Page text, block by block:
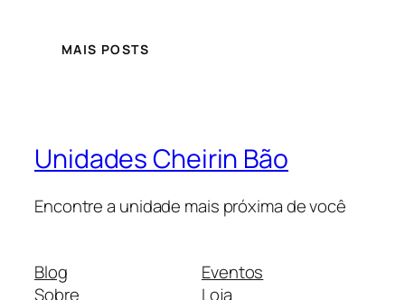
MAIS POSTS
Unidades Cheirin Bão
Encontre a unidade mais próxima de você
Blog
Sobre
Eventos
Loja